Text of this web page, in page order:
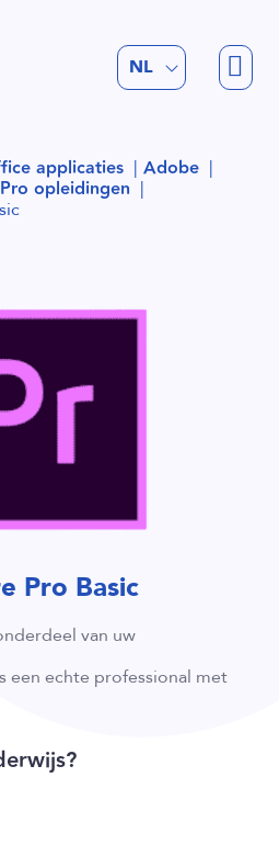
NL
FR
applicaties Adobe
opleidingen
Pro Basic
van uw
een echte professional met